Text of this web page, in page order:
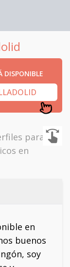
DISPONIBLE
para
en
en
buenos
soy